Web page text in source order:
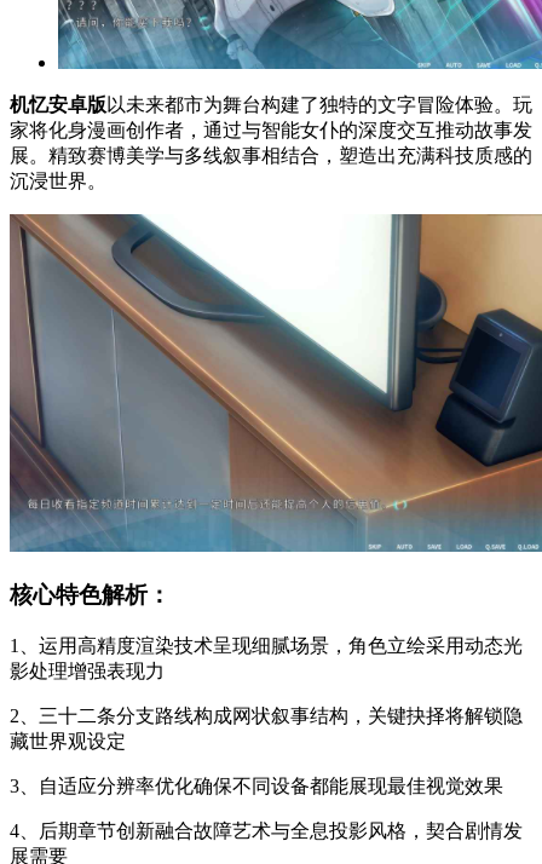
机忆安卓版 以未来都市为舞台构建了独特的文字冒险体验。玩
家将化身漫画创作者，通过与智能女仆的深度交互推动故事发
展。精致赛博美学与多线叙事相结合，塑造出充满科技质感的
沉浸世界。
核心特色解析：
1、运用高精度渲染技术呈现细腻场景，角色立绘采用动态光
影处理增强表现力
2、三十二条分支路线构成网状叙事结构，关键抉择将解锁隐
藏世界观设定
3、自适应分辨率优化确保不同设备都能展现最佳视觉效果
4、后期章节创新融合故障艺术与全息投影风格，契合剧情发
展需要